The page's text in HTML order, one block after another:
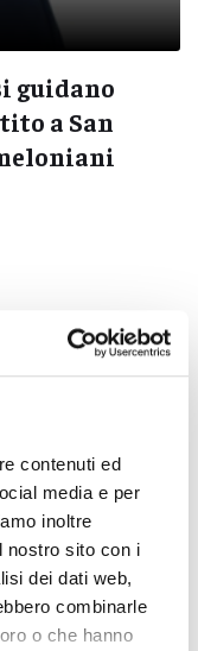
contenuti ed
media e per
inoltre
nostro sito con i
dei dati web,
combinarle
o che hanno
guidano
a San